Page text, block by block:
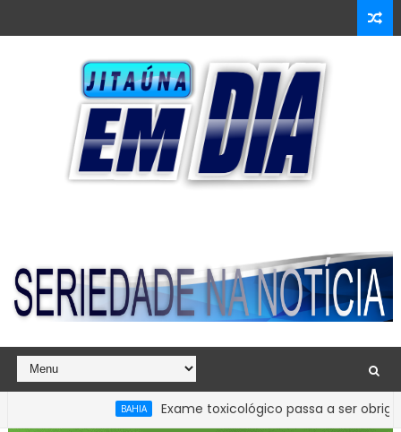
Exame toxicológico passa a ser obrigatório